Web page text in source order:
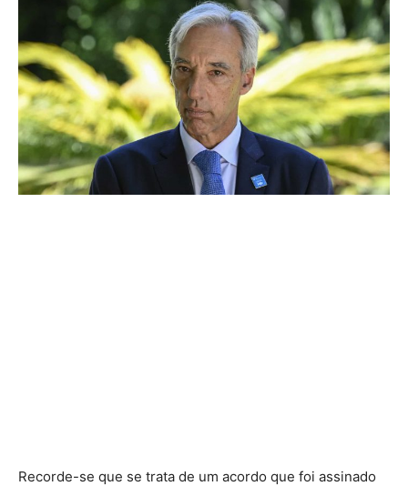
Recorde-se que se trata de um acordo que foi assinado